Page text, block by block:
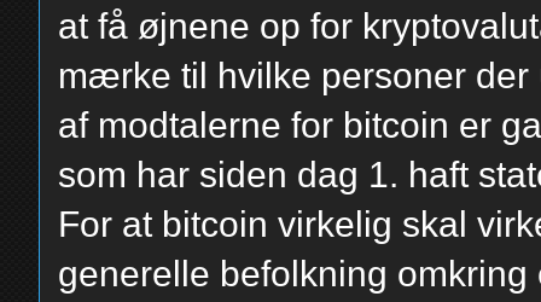
at få øjnene op for
mærke til hvilke personer
af modtalerne for bitcoin er
som har siden dag 1. haft
For at bitcoin virkelig skal
generelle befolkning